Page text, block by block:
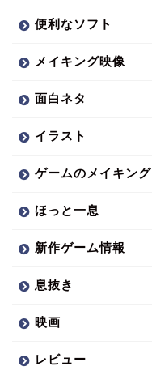
便利なソフト
メイキング映像
面白ネタ
イラスト
ゲームのメイキング
ほっと一息
新作ゲーム情報
息抜き
映画
レビュー